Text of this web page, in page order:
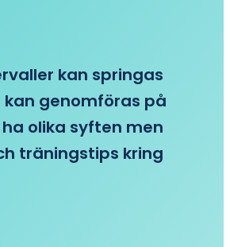
kan springas
genomföras på
olika syften men
träningstips kring